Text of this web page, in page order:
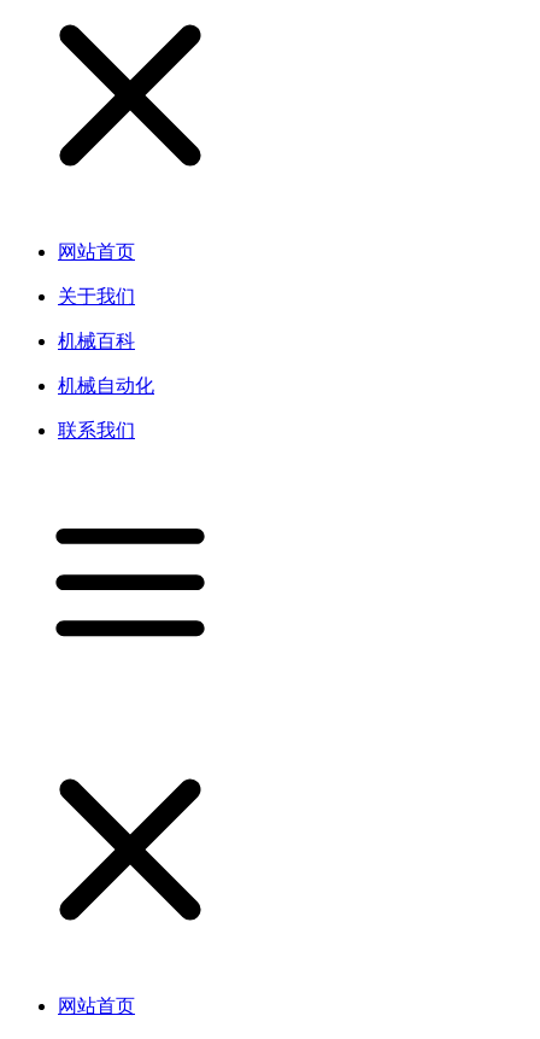
网站首页
关于我们
机械百科
机械自动化
联系我们
网站首页